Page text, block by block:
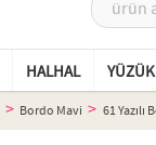
HALHAL YÜZÜK
Bordo Mavi 61